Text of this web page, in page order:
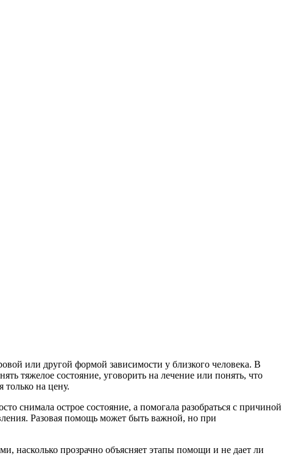
или другой формой зависимости у близкого человека. В
тяжелое состояние, уговорить на лечение или понять, что
только на цену.
снимала острое состояние, а помогала разобраться с причиной
Разовая помощь может быть важной, но при
насколько прозрачно объясняет этапы помощи и не дает ли